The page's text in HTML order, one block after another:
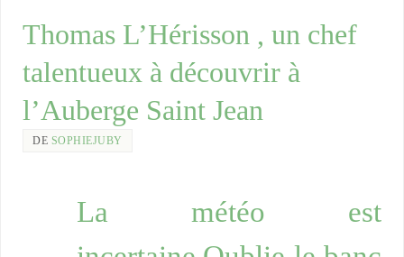
Thomas L’Hérisson , un chef
talentueux à découvrir à
l’Auberge Saint Jean
DE SOPHIEJUBY
La météo est